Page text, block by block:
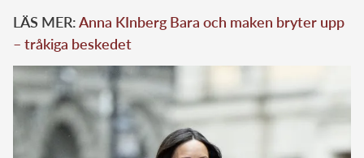
LÄS MER:Anna KInberg Bara och maken bryter upp
– tråkiga beskedet